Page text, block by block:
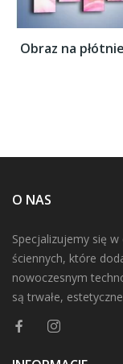
O NAS
Specjalizujemy się
ściennych, które
nowoczesnym
są trwałe,